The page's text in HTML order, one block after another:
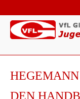
DEN